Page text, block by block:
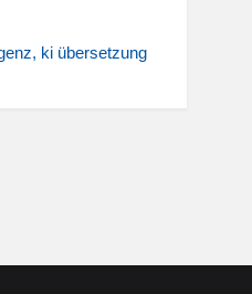
ki übersetzung